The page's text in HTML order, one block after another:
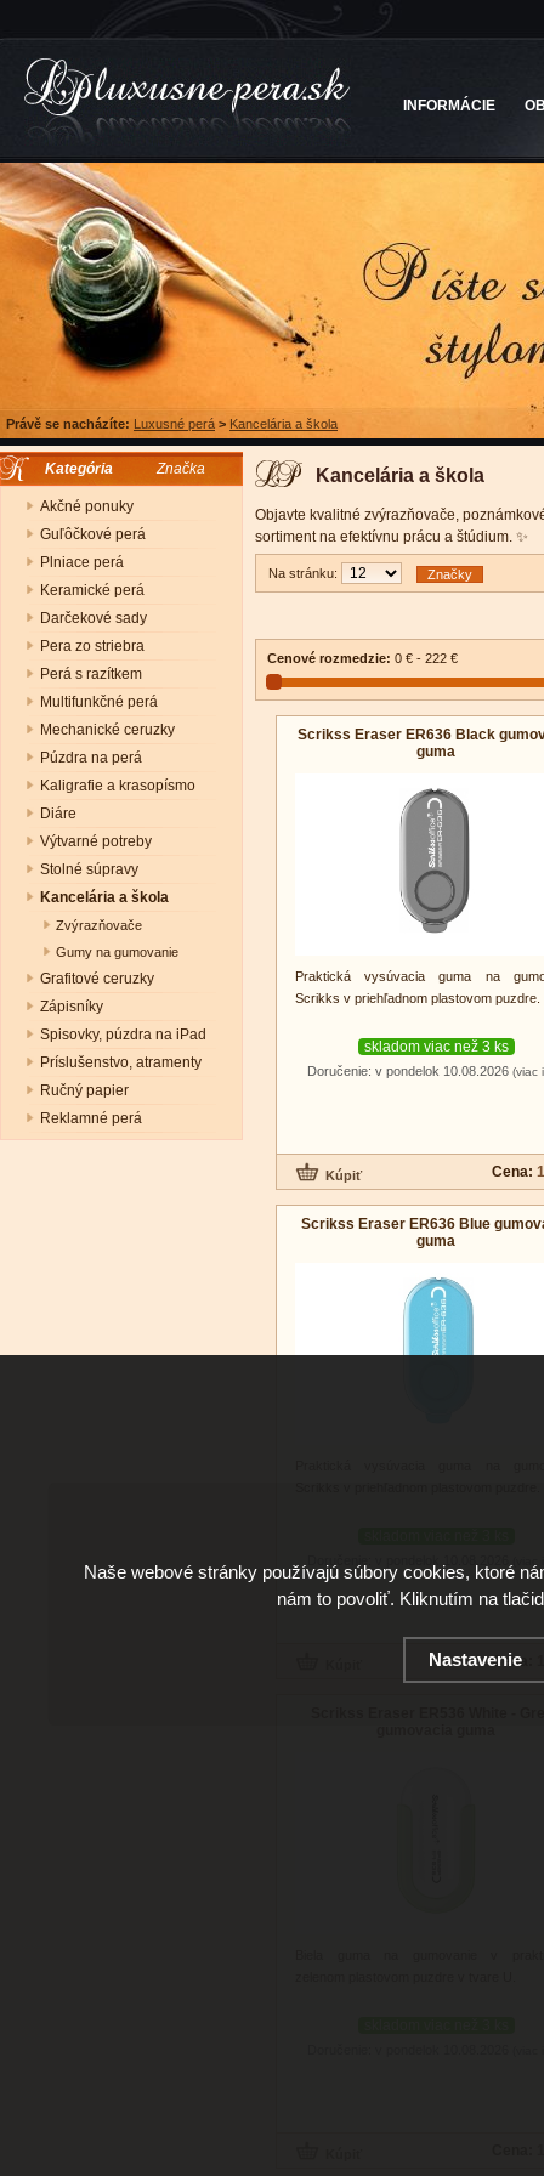
INFORMÁCIE
Právě se nacházíte: Luxusné perá > Kancelária a škola
Kategória Značka
Akčné ponuky
Guľôčkové perá
Plniace perá
Keramické perá
Darčekové sady
Pera zo striebra
Perá s razítkem
Multifunkčné perá
Mechanické ceruzky
Púzdra na perá
Kaligrafie a krasopísmo
Diáre
Výtvarné potreby
Stolné súpravy
Kancelária a škola
Zvýrazňovače
Gumy na gumovanie
Grafitové ceruzky
Zápisníky
Spisovky, púzdra na iPad
Príslušenstvo, atramenty
Ručný papier
Reklamné perá
Kancelária a škola
Objavte kvalitné zvýrazňovače,
sortiment na efektívnu prácu a štúdium. ✨
Na stránku: Značky
Cenové rozmedzie: 0 € - 222 €
Scrikss Eraser ER636 Black
guma
Praktická vysúvacia guma na
Scrikks v priehľadnom plastovom puzdre.
skladom viac než 3 ks
Doručenie: v pondelok 10.08.2026 (viac
Cena:
Scrikss Eraser ER636 Blue
guma
Cena:
Naše webové stránky používajú súbory cookies, ktoré
nám to povoliť. Kliknutím na
Nastavenie